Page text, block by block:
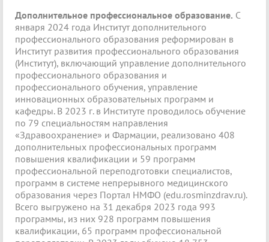
Дополнительное профессиональное образование. С
января 2024 года Институт дополнительного
профессионального образования реформирован в
Институт развития профессионального образования
(Институт), включающий управление дополнительного
профессионального образования и
профессионального обучения, управление
инновационных образовательных программ и
кафедры. В 2023 г. в Институте проводилось обучение
по 79 специальностям направления
«Здравоохранение» и Фармации, реализовано 408
дополнительных профессиональных программ
повышения квалификации и 59 программ
профессиональной переподготовки специалистов,
программ в системе непрерывного медицинского
образования через Портал НМФО (edu.rosminzdrav.ru).
Всего выгружено на 31 декабря 2023 года 993
программы, из них 928 программ повышения
квалификации, 65 программ профессиональной